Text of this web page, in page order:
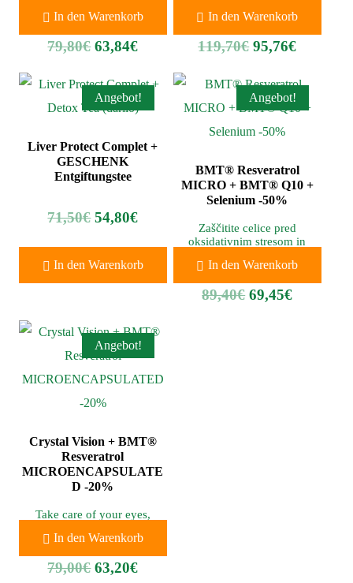
gie von Coenzym Q10.
79,80€ 63,84€
In den Warenkorb
gie von Coenzym Q10.
119,70€ 95,76€
In den Warenkorb
Angebot!
Liver Protect Complet +
GESCHENK
Entgiftungstee
71,50€ 54,80€
In den Warenkorb
Angebot!
BMT® Resveratrol
MICRO + BMT® Q10 +
Selenium -50%
Zaščitite celice pred
oksidativnim stresom in
delovanje imunskega sistema.
89,40€ 69,45€
In den Warenkorb
Angebot!
Crystal Vision + BMT®
Resveratrol
MICROENCAPSULATE
D -20%
Take care of your eyes,
oxidative stress.
79,00€ 63,20€
In den Warenkorb